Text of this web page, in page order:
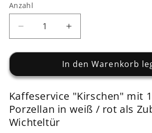
Anzahl
Verringere
die
Menge
Kaffeeset
-
17-
teilig
Erhöhe
die
Menge
für
Kaffeeset
-
17-
In den Warenkorb
Kaffeservice "Kirschen" mit
Porzellan in weiß / rot als
Wichteltür